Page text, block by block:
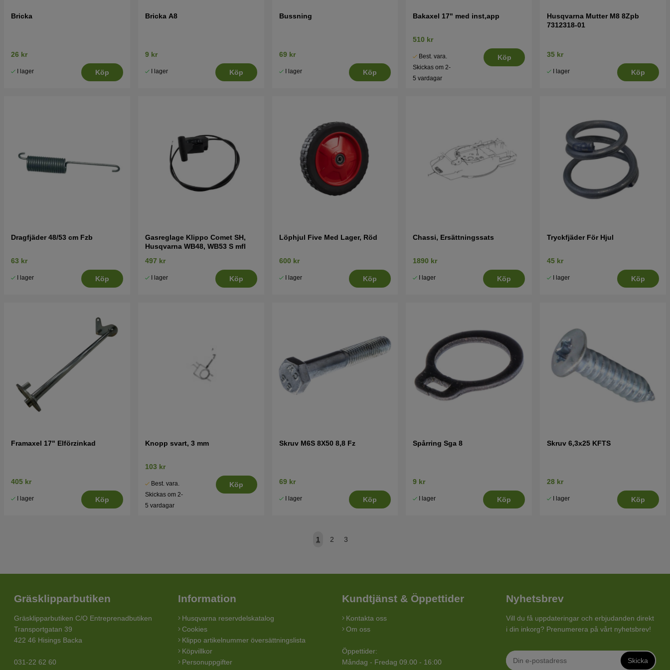
Bricka
26 kr
I lager Köp
Bricka A8
9 kr
I lager Köp
Bussning
69 kr
I lager Köp
Bakaxel 17" med inst,app
510 kr
Best. vara.
Skickas om 2-
5 vardagar
Köp
Husqvarna Mutter M8 8Zpb
7312318-01
35 kr
I lager Köp
Dragfjäder 48/53 cm Fzb
63 kr
I lager Köp
Gasreglage Klippo Comet SH,
Husqvarna WB48, WB53 S mfl
497 kr
I lager Köp
Löphjul Five Med Lager, Röd
600 kr
I lager Köp
Chassi, Ersättningssats
1890 kr
I lager Köp
Tryckfjäder För Hjul
45 kr
I lager Köp
Framaxel 17" Elförzinkad
405 kr
I lager Köp
Knopp svart, 3 mm
103 kr
Best. vara.
Skickas om 2-
5 vardagar
Köp
Skruv M6S 8X50 8,8 Fz
69 kr
I lager Köp
Spårring Sga 8
9 kr
I lager Köp
Skruv 6,3x25 KFTS
28 kr
I lager Köp
1 2 3
Gräsklipparbutiken
Gräsklipparbutiken C/O Entreprenadbutiken
Transportgatan 39
422 46 Hisings Backa
031-22 62 60
Information
Husqvarna reservdelskatalog
Cookies
Klippo artikelnummer översättningslista
Köpvillkor
Personuppgifter
Kundtjänst & Öppettider
Kontakta oss
Om oss
Öppettider:
Måndag - Fredag 09.00 - 16:00
Nyhetsbrev
Vill du få uppdateringar och erbjudanden direkt
i din inkorg? Prenumerera på vårt nyhetsbrev!
Skicka